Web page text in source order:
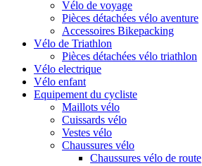
Vélo de voyage
Pièces détachées vélo aventure
Accessoires Bikepacking
Vélo de Triathlon
Pièces détachées vélo triathlon
Vélo electrique
Vélo enfant
Equipement du cycliste
Maillots vélo
Cuissards vélo
Vestes vélo
Chaussures vélo
Chaussures vélo de route